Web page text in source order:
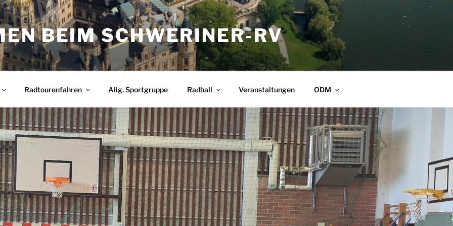
BEIM SCHWERINER-RV
Radtourenfahren Allg. Sportgruppe Radball Veranstaltungen ODM